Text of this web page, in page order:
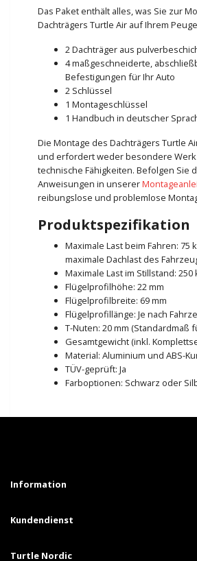
Das Paket enthält alles, was Sie zur
Dachträgers Turtle Air auf Ihrem
2 Dachträger aus
4 maßgeschneiderte,
Befestigungen für Ihr Auto
2 Schlüssel
1 Montageschlüssel
1 Handbuch in deutscher
Die Montage des Dachträgers Turtle
und erfordert weder besondere
technische Fähigkeiten. Befolgen Sie
Anweisungen in unserer
reibungslose und problemlose
Produktspezifikation
Maximale Last beim Fahren: 75
maximale Dachlast des
Maximale Last im Stillstand: 250
Flügelprofilhöhe: 22 mm
Flügelprofilbreite: 69 mm
Flügelprofillänge: Je nach
T-Nuten: 20 mm (Standardmaß
Gesamtgewicht (inkl.
Material: Aluminium und ABS-
TÜV-geprüft: Ja
Farboptionen: Schwarz oder
Information
Kundendienst
Turtle Nordic